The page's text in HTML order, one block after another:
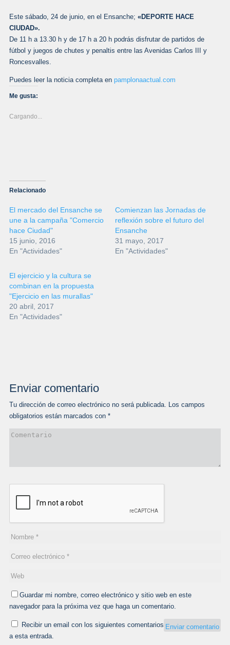
Este sábado, 24 de junio, en el Ensanche; «DEPORTE HACE
CIUDAD».
De 11 h a 13.30 h y de 17 h a 20 h podrás disfrutar de partidos de
fútbol y juegos de chutes y penaltis entre las Avenidas Carlos III y
Roncesvalles.
Puedes leer la noticia completa en pamplonaactual.com
Me gusta:
Cargando...
Relacionado
El mercado del Ensanche se
une a la campaña "Comercio
hace Ciudad"
15 junio, 2016
En "Actividades"
Comienzan las Jornadas de
reflexión sobre el futuro del
Ensanche
31 mayo, 2017
En "Actividades"
El ejercicio y la cultura se
combinan en la propuesta
"Ejercicio en las murallas"
20 abril, 2017
En "Actividades"
Enviar comentario
Tu dirección de correo electrónico no será publicada.
Los campos
obligatorios están marcados con *
Guardar mi nombre, correo electrónico y sitio web en este
navegador para la próxima vez que haga un comentario.
Recibir un email con los siguientes comentarios
a esta entrada.